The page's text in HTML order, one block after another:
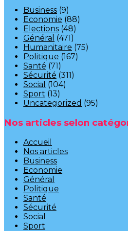
Business (9)
Economie (88)
Elections (48)
Général (471)
Humanitaire (75)
Politique (167)
Santé (71)
Sécurité (311)
Social (104)
Sport (13)
Uncategorized (95)
Nos articles selon
Accueil
Nos articles
Business
Economie
Général
Politique
Santé
Sécurité
Social
Sport